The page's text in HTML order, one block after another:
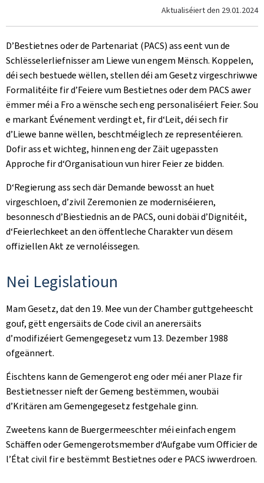
Aktualiséiert den 29.01.2024
D’Bestietnes oder de Partenariat (PACS) ass eent vun de
Schlësselerliefnisser am Liewe vun engem Mënsch. Koppelen,
déi sech bestuede wëllen, stellen déi am Gesetz virgeschriwwe
Formalitéite fir d’Feiere vum Bestietnes oder dem PACS awer
ëmmer méi a Fro a wënsche sech eng personaliséiert Feier. Sou
e markant Événement verdingt et, fir d‘Leit, déi sech fir
d’Liewe banne wëllen, beschtméiglech ze representéieren.
Dofir ass et wichteg, hinnen eng der Zäit ugepassten
Approche fir d‘Organisatioun vun hirer Feier ze bidden.
D‘Regierung ass sech där Demande bewosst an huet
virgeschloen, d’zivil Zeremonien ze moderniséieren,
besonnesch d’Biestiednis an de PACS, ouni dobäi d’Dignitéit,
d‘Feierlechkeet an den öffentleche Charakter vun dësem
offiziellen Akt ze vernoléissegen.
Nei Legislatioun
Mam Gesetz, dat den 19. Mee vun der Chamber guttgeheescht
gouf, gëtt engersäits de Code civil an anerersäits
d’modifizéiert Gemengegesetz vum 13. Dezember 1988
ofgeännert.
Éischtens kann de Gemengerot eng oder méi aner Plaze fir
Bestietnesser nieft der Gemeng bestëmmen, woubäi
d’Kritären am Gemengegesetz festgehale ginn.
Zweetens kann de Buergermeeschter méi einfach engem
Schäffen oder Gemengerotsmember d‘Aufgabe vum Officier de
l’État civil fir e bestëmmt Bestietnes oder e PACS iwwerdroen.